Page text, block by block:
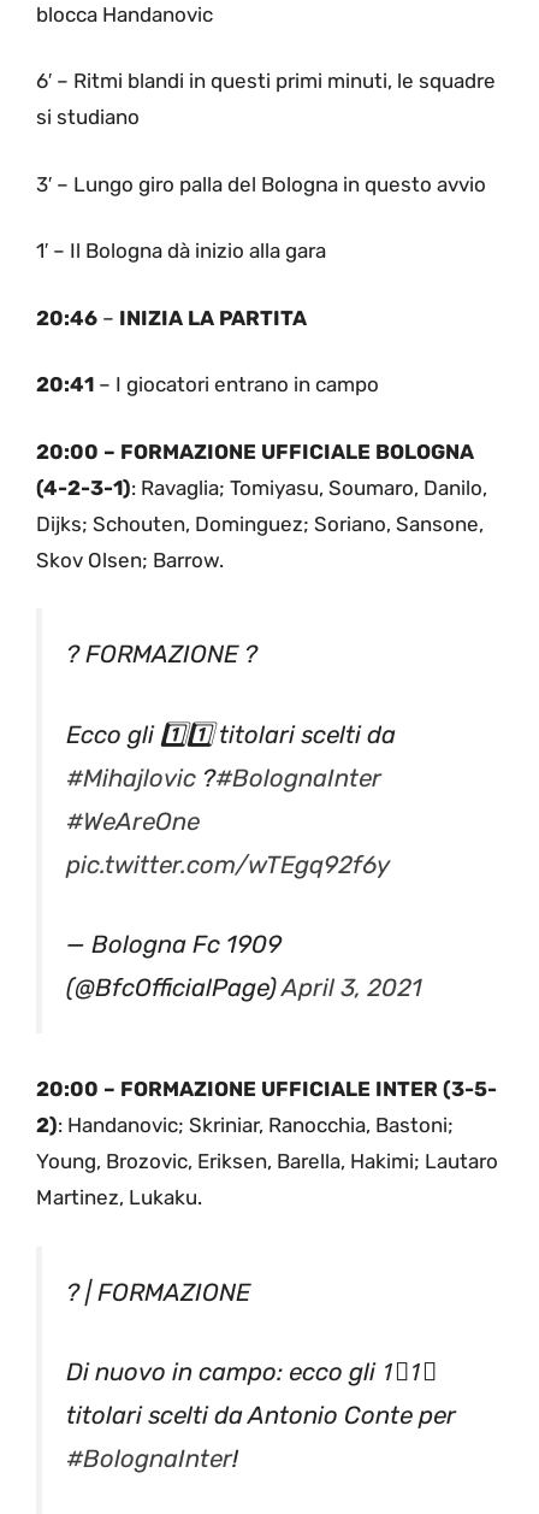
blocca Handanovic
6′ – Ritmi blandi in questi primi minuti, le squadre
si studiano
3′ – Lungo giro palla del Bologna in questo avvio
1′ – Il Bologna dà inizio alla gara
20:46 – INIZIA LA PARTITA
20:41 – I giocatori entrano in campo
20:00 – FORMAZIONE UFFICIALE BOLOGNA
(4-2-3-1): Ravaglia; Tomiyasu, Soumaro, Danilo,
Dijks; Schouten, Dominguez; Soriano, Sansone,
Skov Olsen; Barrow.
? FORMAZIONE ?
Ecco gli 1️⃣1️⃣ titolari scelti da
#Mihajlovic ?#BolognaInter
#WeAreOne
pic.twitter.com/wTEgq92f6y
— Bologna Fc 1909
(@BfcOfficialPage)April 3, 2021
20:00 – FORMAZIONE UFFICIALE INTER (3-5-
2): Handanovic; Skriniar, Ranocchia, Bastoni;
Young, Brozovic, Eriksen, Barella, Hakimi; Lautaro
Martinez, Lukaku.
? | FORMAZIONE
Di nuovo in campo: ecco gli 1⃣1⃣
titolari scelti da Antonio Conte per
#BolognaInter!